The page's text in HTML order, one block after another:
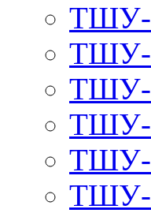
ТШУ-
ТШУ-
ТШУ-
ТШУ-
ТШУ-
ТШУ-